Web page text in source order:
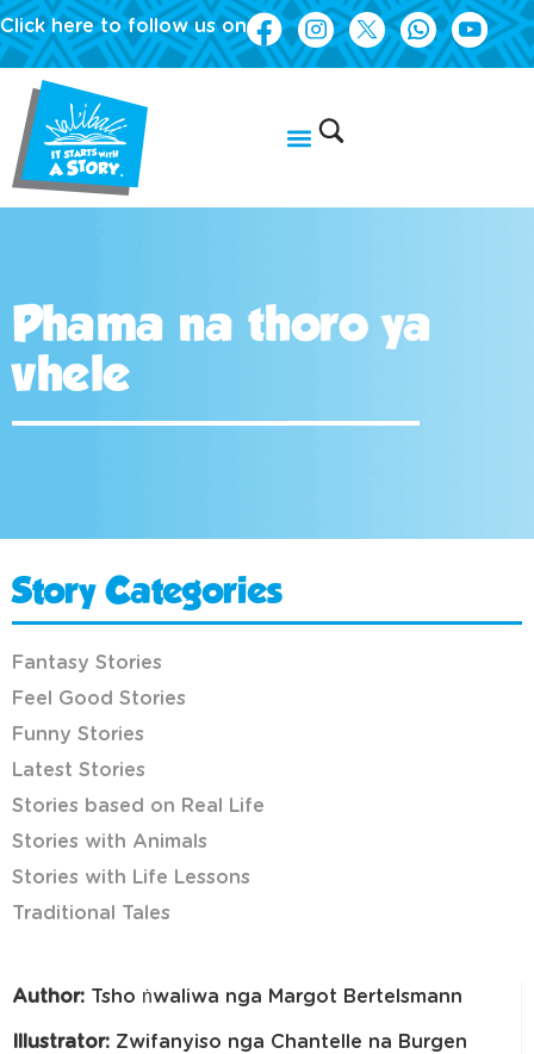
Click here to follow us on
Phama na thoro ya
vhele
Author: Tsho ṅwaliwa nga Margot Bertelsmann
Illustrator: Zwifanyiso nga Chantelle na Burgen
Story Categories
Fantasy Stories
Feel Good Stories
Funny Stories
Latest Stories
Stories based on Real Life
Stories with Animals
Stories with Life Lessons
Traditional Tales